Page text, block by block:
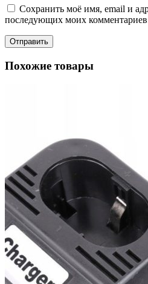
Сохранить моё имя, email и
последующих моих
Похожие товары